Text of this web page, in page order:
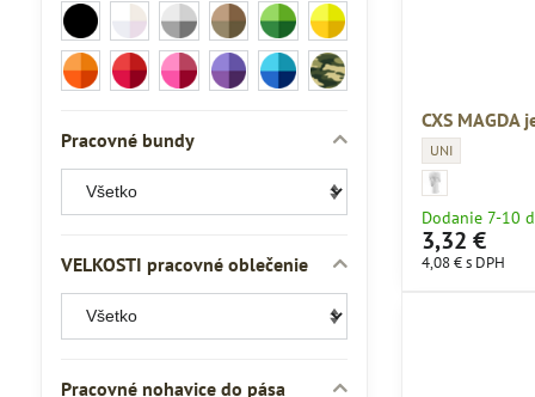
CXS MAGDA
CXS MAGDA
UNI
CXS MAGDA
CXS MAGDA
Dodanie 7-10
3,32 €
4,08 €s DPH
Čierna
(127)
Odtiene
bielej
(79)
Odtiene
sivej
(115)
Odtiene
hnedej
(28)
Odtiene
zelenej
(57)
Odtiene
žltej
(82)
Odtiene
oranžovej
Odtiene
červenej
Odtiene
ružovej
Odtiene
fialovej
Odtiene
modrej
Maskáč
(8)
Pracovné bundy
VELKOSTI pracovné oblečenie
Pracovné nohavice do pása